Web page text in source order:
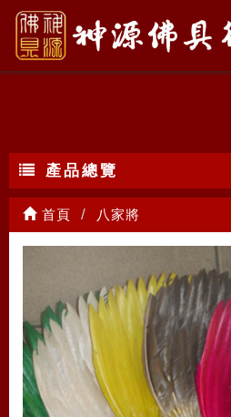
八家將
產品總覽
首頁 八家將